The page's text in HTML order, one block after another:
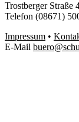
Trostberger Straße
Telefon (08671)
Impressum •
E-Mail